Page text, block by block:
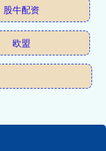
股牛配资
欧盟